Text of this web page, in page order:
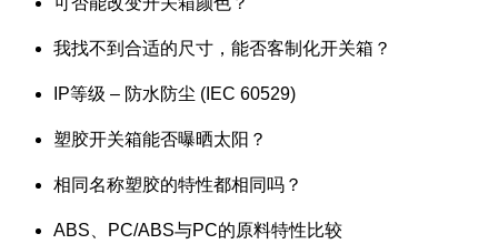
我找不到合适的尺寸，能否客制化开关箱？
IP等级 – 防水防尘 (IEC 60529)
塑胶开关箱能否曝晒太阳？
相同名称塑胶的特性都相同吗？
ABS、PC/ABS与PC的原料特性比较